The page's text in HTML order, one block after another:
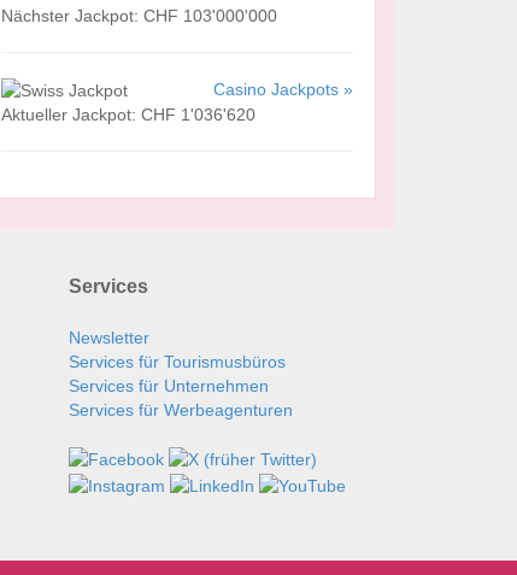
Nächster Jackpot: CHF 103'000'000
Casino Jackpots »
Aktueller Jackpot: CHF 1'036'620
Services
Newsletter
Services für Tourismusbüros
Services für Unternehmen
Services für Werbeagenturen